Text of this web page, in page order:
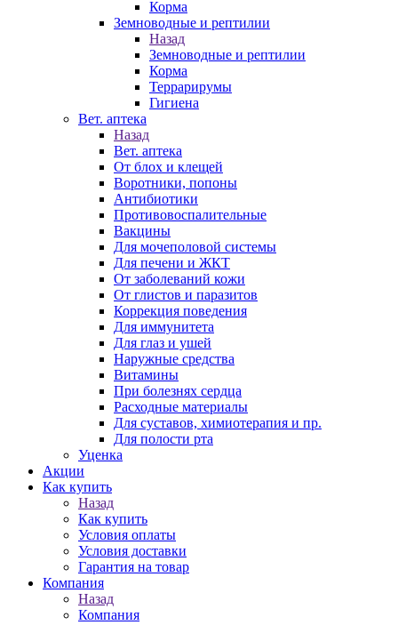
Корма
Земноводные и рептилии
Назад
Земноводные и рептилии
Корма
Террарирумы
Гигиена
Вет. аптека
Назад
Вет. аптека
От блох и клещей
Воротники, попоны
Антибиотики
Противовоспалительные
Вакцины
Для мочеполовой системы
Для печени и ЖКТ
От заболеваний кожи
От глистов и паразитов
Коррекция поведения
Для иммунитета
Для глаз и ушей
Наружные средства
Витамины
При болезнях сердца
Расходные материалы
Для суставов, химиотерапия и пр.
Для полости рта
Уценка
Акции
Как купить
Назад
Как купить
Условия оплаты
Условия доставки
Гарантия на товар
Компания
Назад
Компания